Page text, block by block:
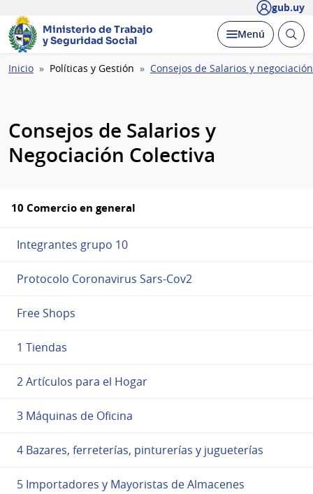
gub.uy
Ministerio de Trabajo
y Seguridad Social
Desplegar
Menú Abrir
Ruta
Inicio Políticas y Gestión Consejos de Salarios y
Consejos de Salarios y
Negociación Colectiva
10 Comercio en general
Integrantes grupo 10
Protocolo Coronavirus Sars-Cov2
Free Shops
1 Tiendas
2 Artículos para el Hogar
3 Máquinas de Oficina
4 Bazares, ferreterías, pinturerías y jugueterías
5 Importadores y Mayoristas de Almacenes